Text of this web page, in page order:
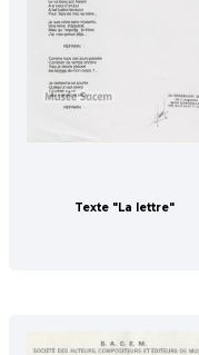
Texte "La lettre"